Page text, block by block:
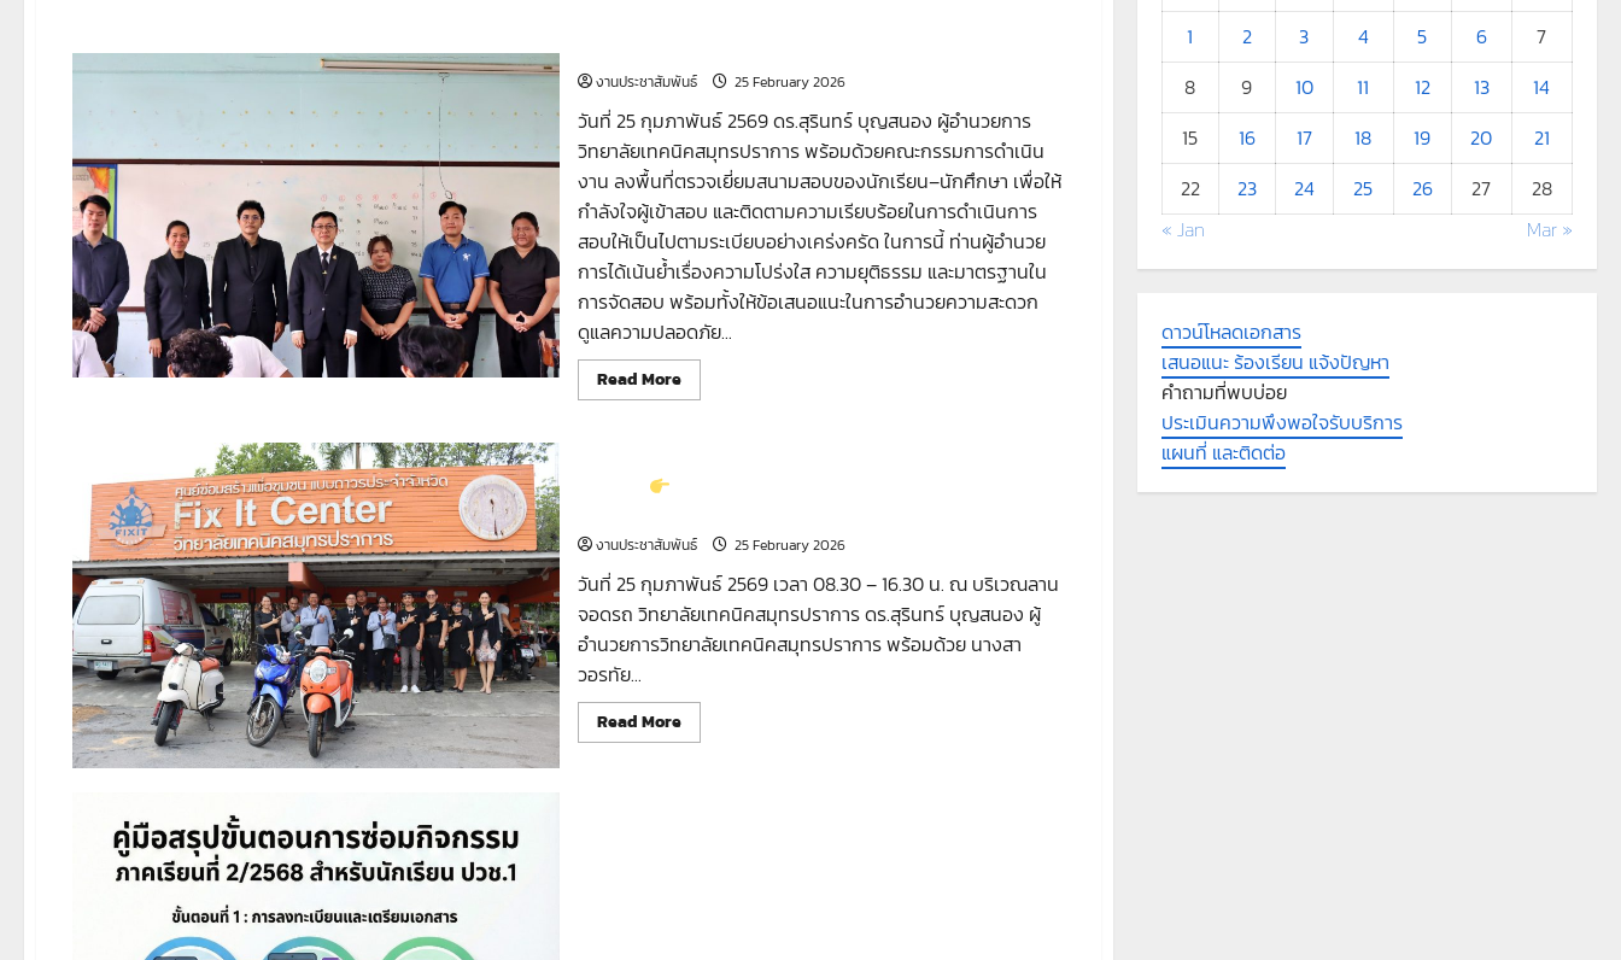
นักศึกษา
ที่
ผ่าน
การ
ประสบการณ์
งานประชาสัมพันธ์ 25 February 2026
วันที่ 25 กุมภาพันธ์ 2569 ดร.สุรินทร์ บุญสนอง ผู้อำนวยการ
วิทยาลัยเทคนิคสมุทรปราการ พร้อมด้วยคณะกรรมการดำเนิน
งาน ลงพื้นที่ตรวจเยี่ยมสนามสอบของนักเรียน–นักศึกษา เพื่อให้
กำลังใจผู้เข้าสอบ และติดตามความเรียบร้อยในการดำเนินการ
สอบให้เป็นไปตามระเบียบอย่างเคร่งครัด ในการนี้ ท่านผู้อำนวย
การได้เน้นย้ำเรื่องความโปร่งใส ความยุติธรรม และมาตรฐานใน
การจัดสอบ พร้อมทั้งให้ข้อเสนอแนะในการอำนวยความสะดวก
ดูแลความปลอดภัย...
Read MoreRead
more
ภาค
ที่
2/2568
งานประชาสัมพันธ์ 25 February 2026
วันที่ 25 กุมภาพันธ์ 2569 เวลา 08.30 – 16.30 น. ณ บริเวณลาน
จอดรถ วิทยาลัยเทคนิคสมุทรปราการ ดร.สุรินทร์ บุญสนอง ผู้
อำนวยการวิทยาลัยเทคนิคสมุทรปราการ พร้อมด้วย นางสา
วอรทัย...
Read MoreRead
more
1
2 3 4 5 6
7
8
9 10 11 12 13
14
15
16 17 18 19 20
21
22
23 24 25 26 27
28
« Jan
Mar »
ดาวน์โหลดเอกสาร
เสนอแนะ ร้องเรียน แจ้งปัญหา
คำถามที่พบบ่อย
ประเมินความพึงพอใจรับบริการ
แผนที่ และติดต่อ